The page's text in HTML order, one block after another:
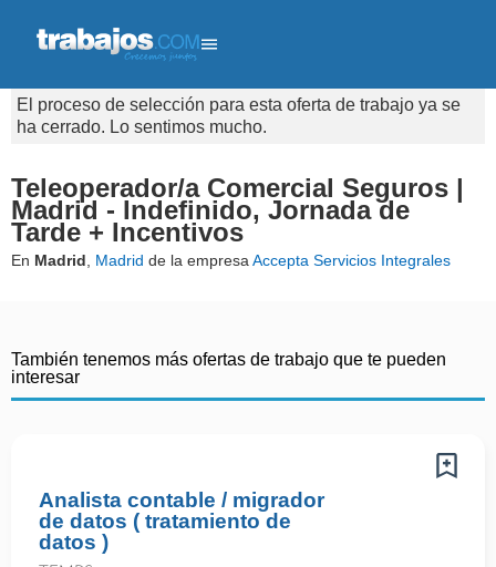
El proceso de selección para esta oferta de trabajo ya se
ha cerrado. Lo sentimos mucho.
Teleoperador/a Comercial Seguros |
Madrid - Indefinido, Jornada de
Tarde + Incentivos
En Madrid Madrid de la empresa Accepta Servicios Integrales
También tenemos más ofertas de trabajo que te pueden
interesar
Analista contable / migrador
de datos ( tratamiento de
datos )